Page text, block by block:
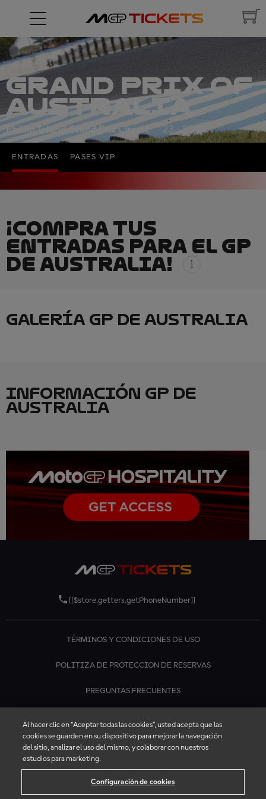
GRAND PRIX OF
AUSTRALIA
Phillip Island Grand Prix Circuit 23 - 25 OCT
ENTRADAS PASES VIP
¡COMPRA TUS
ENTRADAS PARA EL GP
DE AUSTRALIA!
GALERÍA GP DE AUSTRALIA
INFORMACIÓN GP DE
AUSTRALIA
[[$store.getters.getPhoneNumber]]
TÉRMINOS Y CONDICIONES DE USO
POLITIZA DE PROTECCION DE RESERVAS
PREGUNTAS FRECUENTES
Al hacer clic en “Aceptar todas las cookies”, usted acepta que las
cookies se guarden en su dispositivo para mejorar la navegación
del sitio, analizar el uso del mismo, y colaborar con nuestros
estudios para marketing.
Configuración de cookies